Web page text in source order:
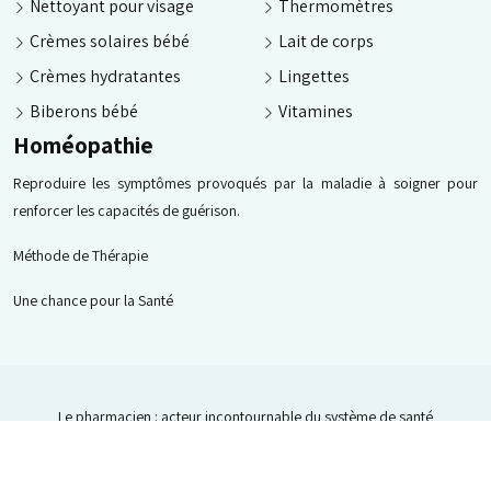
Nettoyant pour visage
Crèmes solaires bébé
Crèmes hydratantes
Biberons bébé
Thermomètres
Lait de corps
Lingettes
Vitamines
Homéopathie
Reproduire les symptômes provoqués par la maladie à soigner pour
renforcer les capacités de guérison.
Méthode de Thérapie
Une chance pour la Santé
Le pharmacien : acteur incontournable du système de santé